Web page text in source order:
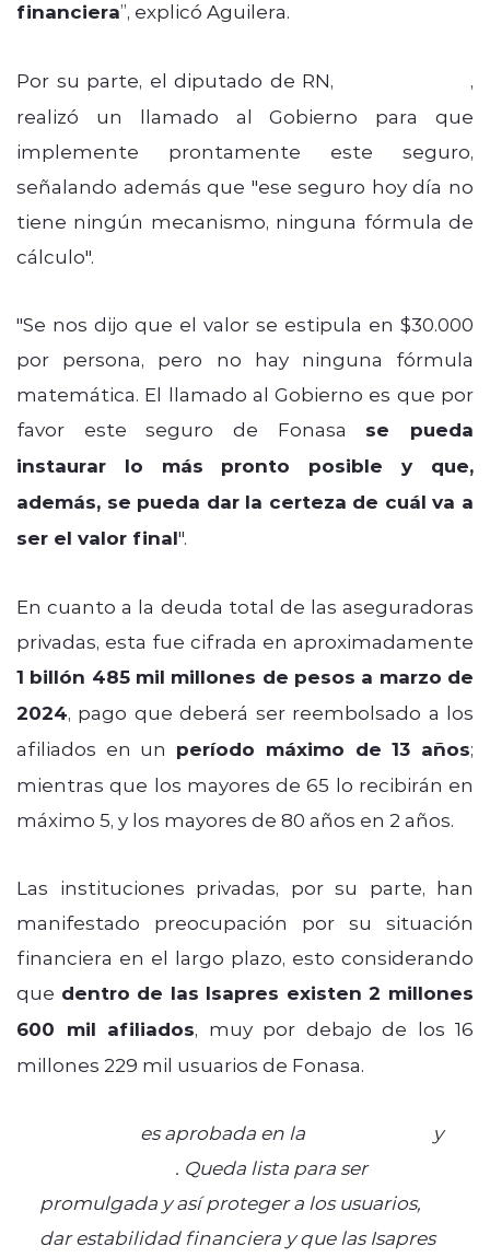
financiera”, explicó Aguilera.
Por su parte, el diputado de RN,
,
realizó un llamado al Gobierno para que
implemente prontamente este seguro,
señalando además que "ese seguro hoy día no
tiene ningún mecanismo, ninguna fórmula de
cálculo".
"Se nos dijo que el valor se estipula en $30.000
por persona, pero no hay ninguna fórmula
matemática. El llamado al Gobierno es que por
favor este seguro de Fonasa se pueda
instaurar lo más pronto posible y que,
además, se pueda dar la certeza de cuál va a
ser el valor final".
En cuanto a la deuda total de las aseguradoras
privadas, esta fue cifrada en aproximadamente
1 billón 485 mil millones de pesos a marzo de
2024, pago que deberá ser reembolsado a los
afiliados en un período máximo de 13 años;
mientras que los mayores de 65 lo recibirán en
máximo 5, y los mayores de 80 años en 2 años.
Las instituciones privadas, por su parte, han
manifestado preocupación por su situación
financiera en el largo plazo, esto considerando
que dentro de las Isapres existen 2 millones
600 mil afiliados, muy por debajo de los 16
millones 229 mil usuarios de Fonasa.
es aprobada en la
y
. Queda lista para ser
promulgada y así proteger a los usuarios,
dar estabilidad financiera y que las Isapres